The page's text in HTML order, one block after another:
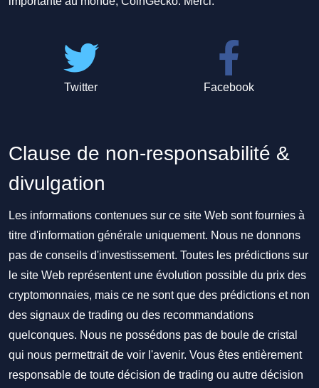
Twitter Facebook
Clause de non-responsabilité &
divulgation
Les informations contenues sur ce site Web sont fournies à
titre d'information générale uniquement. Nous ne donnons
pas de conseils d'investissement. Toutes les prédictions sur
le site Web représentent une évolution possible du prix des
cryptomonnaies, mais ce ne sont que des prédictions et non
des signaux de trading ou des recommandations
quelconques. Nous ne possédons pas de boule de cristal
qui nous permettrait de voir l'avenir. Vous êtes entièrement
responsable de toute décision de trading ou autre décision